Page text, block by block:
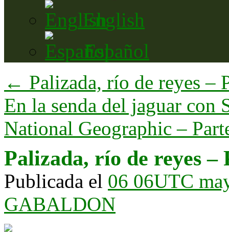
English
Español
← Palizada, río de reyes –
En la senda del jaguar con
National Geographic –
Palizada, río de reyes
Publicada el 06 06UTC
GABALDON